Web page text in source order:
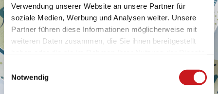
Verwendung unserer Website an unsere Partner für
soziale Medien, Werbung und Analysen weiter. Unsere
Partner führen diese Informationen möglicherweise mit
weiteren Daten zusammen, die Sie ihnen bereitgestellt
Datenschutzhinweisen
mehr darüber, wer wir sind, wie
Notwendig